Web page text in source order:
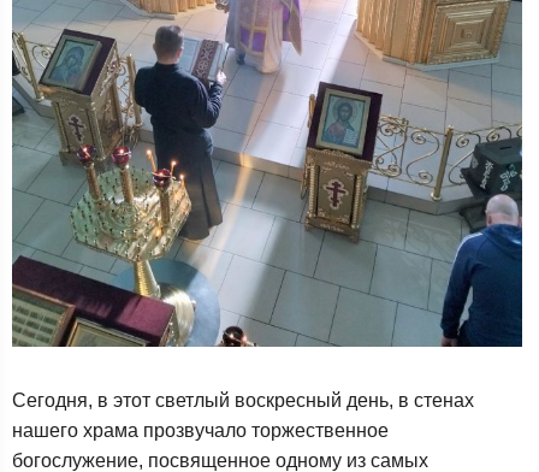
Сегодня, в этот светлый воскресный день, в стенах
нашего храма прозвучало торжественное
богослужение, посвященное одному из самых